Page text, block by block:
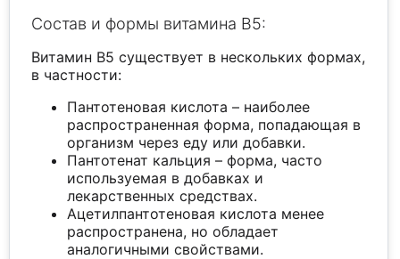
Состав и формы витамина B5:
Витамин B5 существует в нескольких формах,
в частности:
Пантотеновая кислота – наиболее
распространенная форма, попадающая в
организм через еду или добавки.
Пантотенат кальция – форма, часто
используемая в добавках и
лекарственных средствах.
Ацетилпантотеновая кислота менее
распространена, но обладает
аналогичными свойствами.